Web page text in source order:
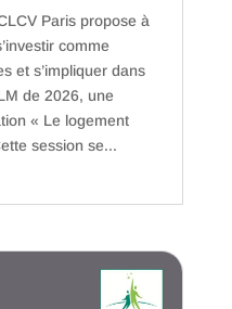
Paris propose à
comme
et s’impliquer dans
de 2026, une
« Le logement
session se...